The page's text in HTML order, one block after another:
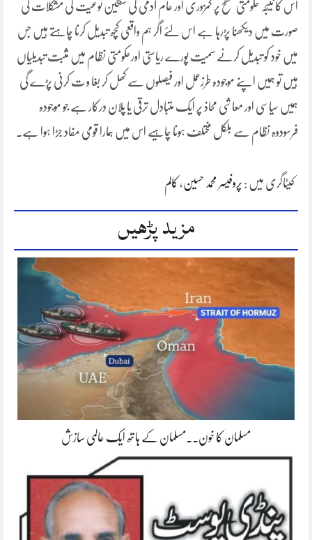
اس کا نتیجہ حکومتی سطح پر کمزوری اور عام آدمی کی سنگین نوعیت کی مشکلات کی
صورت میں دیکھنا پڑرہا ہے اس لئے اگر ہم واقعی کچھ تبدیل کرنا چاہتے ہیں جس
میں خود کو تبدیل کرنے سمیت پورے ریاستی اورحکومتی نظام میں مثبت تبدیلیاں
ہیں تو ہمیں اپنے موجودہ طرزعمل اور فیصلوں سے کھل کر بغا و ت کرنی پڑے گی
ہمیں سیاسی اور معاشی محاذ پر ایک متبادل ترقی یا پلان درکار ہے جو موجودہ
فرسودوہ نظام سے بلکل مختلف ہونا چاہیے اس میں ہمارا قومی مفاد جڑا ہوا ہے۔
کیٹاگری میں : پروفیسر محمد حسین ، کالم
مزید پڑھیں
مسلمان کا خون۔۔مسلمان کے ہاتھ ایک عالمی سازش